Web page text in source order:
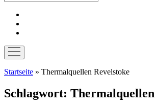
Menü
öffnen
Startseite » Thermalquellen Revelstoke
Schlagwort: Thermalquellen